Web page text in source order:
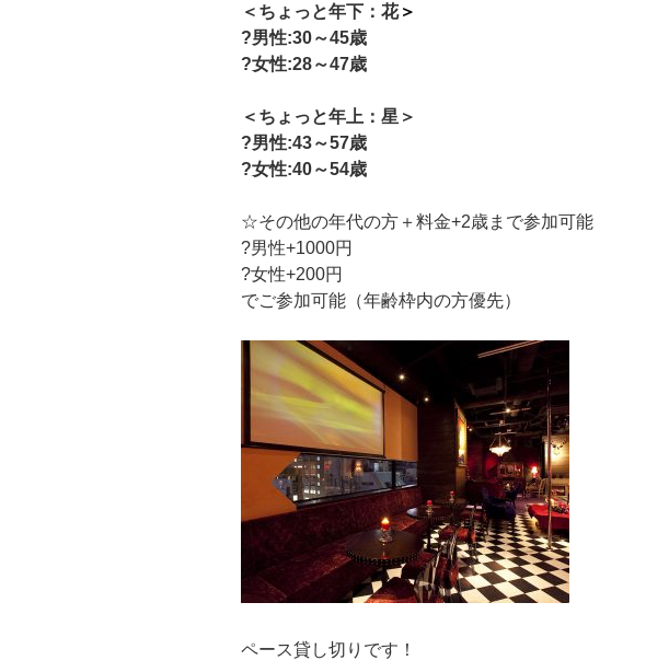
＜ちょっと年下：花＞
?男性:30～45歳
?女性:28～47歳
＜ちょっと年上：星＞
?男性:43～57歳
?女性:40～54歳
☆その他の年代の方＋料金+2歳まで参加可能
?男性+1000円
?女性+200円
でご参加可能（年齢枠内の方優先）
ペース貸し切りです！